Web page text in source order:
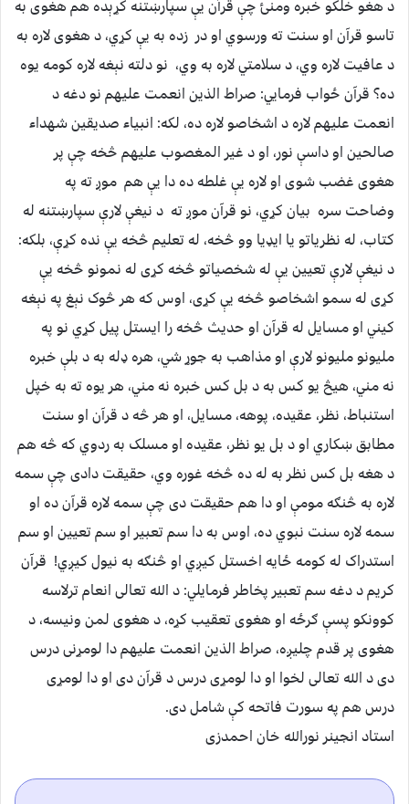
د هغو خلکو خبره ومنئ چې قرآن یې سپارښتنه کړېده هم هغوی به
تاسو قرآن او سنت ته ورسوي او در زده به یې کړي، د هغوی لاره به
د عافیت لاره وي، د سلامتي لاره به وي، نو دلته نېغه لاره کومه یوه
ده؟ قرآن ځواب فرمایي: صراط الذین انعمت علیهم نو دغه د
انعمت علیهم لاره د اشخاصو لاره ده، لکه: انبیاء صدیقین شهداء
صالحین او داسې نور، او د غیر المغصوب علیهم څخه چې پر
هغوی غضب شوی او لاره یې غلطه ده دا یې هم موږ ته په
وضاحت سره بیان کړي، نو قرآن موږ ته د نیغې لارې سپارښتنه له
کتاب، له نظریاتو یا ایډیا وو څخه، له تعلیم څخه یې نده کړې، بلکه:
د نیغې لارې تعیین یې له شخصیاتو څخه کړی له نمونو څخه یې
کړی له سمو اشخاصو څخه یې کړی، اوس که هر څوک نېغ په نېغه
کیني او مسایل له قرآن او حدیث څخه را ایستل پيل کړي نو په
ملیونو ملیونو لارې او مذاهب به جوړ شي، هره ډله به د بلې خبره
نه مني، هیڅ یو کس به د بل کس خبره نه مني، هر یوه ته به خپل
استنباط، نظر، عقیده، پوهه، مسایل، او هر څه د قرآن او سنت
مطابق ښکاري او د بل یو نظر، عقیده او مسلک به ردوي که څه هم
د هغه بل کس نظر به له ده څخه غوره وي، حقیقت دادی چې سمه
لاره به څنګه مومې او دا هم حقیقت دی چې سمه لاره قرآن ده او
سمه لاره سنت نبوي ده، اوس به دا سم تعبیر او سم تعیین او سم
استدراک له کومه ځایه اخستل کیږي او څنګه به نیول کیږي! قرآن
کریم د دغه سم تعبیر پخاطر فرمایلي: د الله تعالی انعام ترلاسه
کوونکو پسې ګرځه او هغوی تعقیب کړه، د هغوی لمن ونیسه، د
هغوی پر قدم چلیږه، صراط الذین انعمت علیهم دا لومړنی درس
دی د الله تعالی لخوا او دا لومړی درس د قرآن دی او دا لومړی
درس هم په سورت فاتحه کې شامل دی.
استاد انجینر نورالله خان احمدزی